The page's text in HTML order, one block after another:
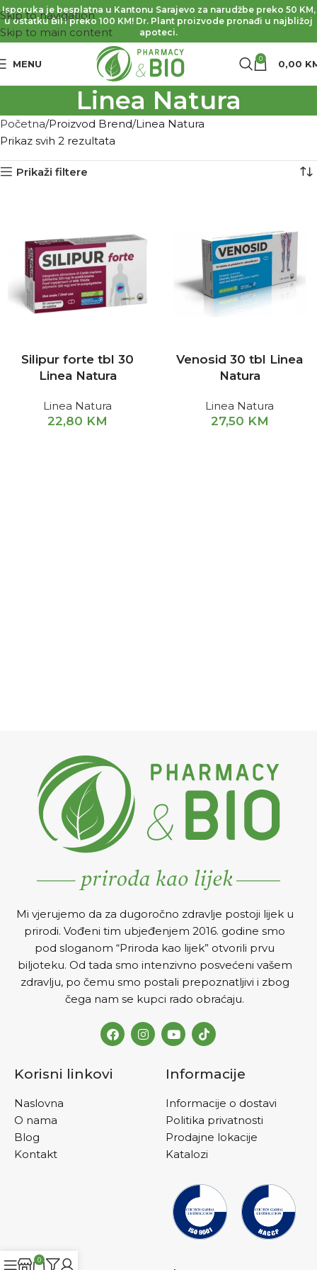
Skip to navigation
Skip to main content
Isporuka je besplatna u Kantonu Sarajevo za narudžbe preko 50 KM,
u ostatku BiH preko 100 KM! Dr. Plant proizvode pronađi u najbližoj
apoteci.
MENU 0 0,00
Linea Natura
Početna Proizvod Brend Linea Natura
Prikaz svih 2 rezultata
Prikaži filtere
Silipur forte tbl 30
Linea Natura
Linea Natura
22,80 KM
Venosid 30 tbl Linea
Natura
Linea Natura
27,50 KM
Mi vjerujemo da za dugoročno zdravlje postoji lijek u
prirodi. Vođeni tim ubjeđenjem 2016. godine smo
pod sloganom “Priroda kao lijek” otvorili prvu
biljoteku. Od tada smo intenzivno posvećeni vašem
zdravlju, po čemu smo postali prepoznatljivi i zbog
čega nam se kupci rado obraćaju.
Korisni linkovi
Naslovna
O nama
Blog
Kontakt
Informacije
Informacije o dostavi
Politika privatnosti
Prodajne lokacije
Katalozi
0